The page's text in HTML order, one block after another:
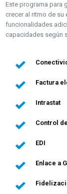
Este programa para
crecer al ritmo de
funcionalidades
capacidades según
Factura
Intrastat
Control
EDI
Enlace a